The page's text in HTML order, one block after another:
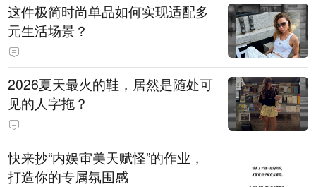
这件极简时尚单品如何实现适配多
元生活场景？
2026夏天最火的鞋，居然是随处可
见的人字拖？
快来抄“内娱审美天赋怪”的作业，
打造你的专属氛围感